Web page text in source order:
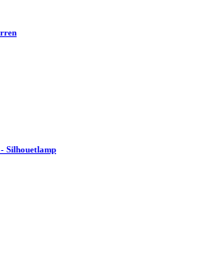
Silhouetlamp